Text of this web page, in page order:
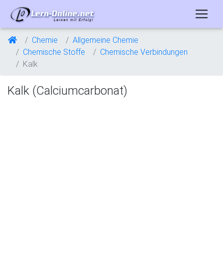
Chemie
Allgemeine Chemie
Chemische Stoffe
Chemische Verbindungen
Kalk
Kalk (Calciumcarbonat)